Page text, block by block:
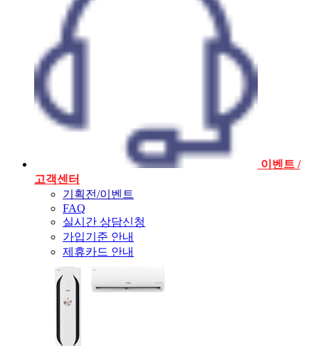
이벤트 /
고객센터
기획전/이벤트
FAQ
실시간 상담신청
가입기준 안내
제휴카드 안내